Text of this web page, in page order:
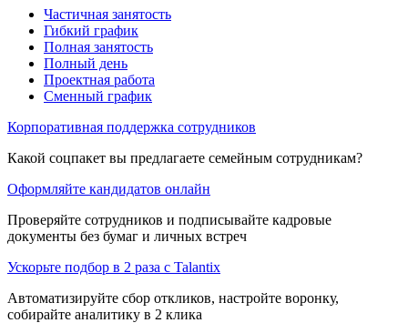
Частичная занятость
Гибкий график
Полная занятость
Полный день
Проектная работа
Сменный график
Корпоративная поддержка сотрудников
Какой соцпакет вы предлагаете семейным сотрудникам?
Оформляйте кандидатов онлайн
Проверяйте сотрудников и подписывайте кадровые
документы без бумаг и личных встреч
Ускорьте подбор в 2 раза с Talantix
Автоматизируйте сбор откликов, настройте воронку,
собирайте аналитику в 2 клика